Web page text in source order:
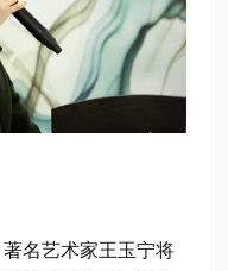
名艺术家王玉宁将